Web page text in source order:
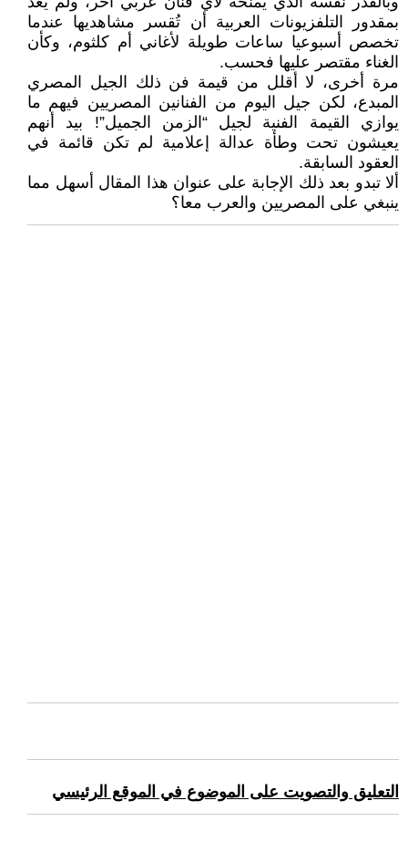
بمقدور التلفزيونات العربية أن تُقسر مشاهديها عندما
تخصص أسبوعيا ساعات طويلة لأغاني أم كلثوم، وكأن
الغناء مقتصر عليها فحسب.
مرة أخرى، لا أقلل من قيمة فن ذلك الجيل المصري
المبدع، لكن جيل اليوم من الفنانين المصريين فيهم ما
يوازي القيمة الفنية لجيل “الزمن الجميل”! بيد أنهم
يعيشون تحت وطأة عدالة إعلامية لم تكن قائمة في
العقود السابقة.
ألا تبدو بعد ذلك الإجابة على عنوان هذا المقال أسهل مما
ينبغي على المصريين والعرب معا؟
التعليق والتصويت على الموضوع في الموقع الرئيسي